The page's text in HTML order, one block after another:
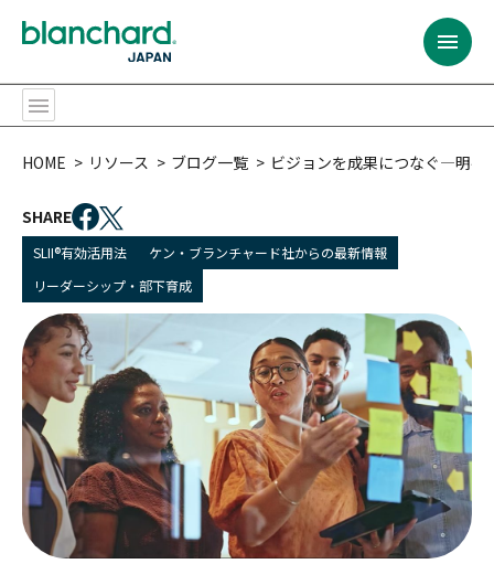
HOME リソース ブログ一覧 ビジョンを成果につなぐ―明確
SHARE
SLII®有効活用法
ケン・ブランチャード社からの最新情報
リーダーシップ・部下育成
提供するサービス
プログラムの対象者
コンテンツ
リソース
ブランチャード・ジャパンとは
お問い合わせ
BACK
提供するサービス
リーダーシップ開発
サービス内容
カスタム・ソリューション
おすすめ:
カスタム・ソリューション
クライアント企業の組織課題に対して、助言や具体的な事例紹介、ま
た課題に対する解決策をご提供するサービスです。
BACK
リーダーシップ開発プログラム
ラーニング・ジャーニー
バーチャル＆オンライン研修プログラム
ライセンス型
公開講座
BACK
ファシリテーション
アセスメント
モデレーションとコミュニティ管理
（C&M方式オンライン学習）
BACK
ラーニング・ジャーニー
オーダーメイドの学習体験
BACK
プログラムの対象者
全ての階層のリーダー
組織
トレーニング・プロフェッショナル
チーム
個人
BACK
ポテンシャル人材・リーダー候補
新任マネージャー
経験豊富なリーダー
シニアリーダー
経営層
BACK
コンテンツ
研修プログラム
課題
多様な研修実施方法
おすすめ:
勇気あるインクルージョン
このプログラムでは、参加者が職場におけるインクルージョンの知識
BACK
SLII®. PoweringInspired Leaders™
マネジメント・エッセンシャルズ
信頼関係の構築
コーチング・エッセンシャルズ
カンバセーション・キャパシティ
BACK
BACK
リソース
ベストセラー
イグナイト・ニュースレター
今後のウェブセミナー
おすすめ:
公開講座
BACK
ブランチャード・
ジャパンとは
会社概要
パートナー・トレーナー
BACK
パートナー・トレーナー